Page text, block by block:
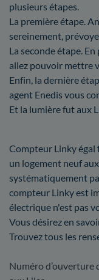
plusieurs étapes.
La première étape.
sereinement,
La seconde étape.
allez pouvoir mettre
Enfin, la dernière
agent Enedis vous
Et la lumière fut aux
Compteur Linky égal
un logement neuf
systématiquement
compteur Linky est
électrique n'est pas
Vous désirez en
Trouvez tous les
Numéro d’ouverture